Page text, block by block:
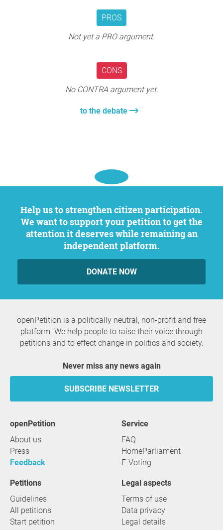
PROS
Not yet a PRO argument.
CONS
No CONTRA argument yet.
to the debate
Help us to strengthen citizen participation.
We want to support your petition to get the
attention it deserves while remaining an
independent platform.
DONATE NOW
openPetition is a politically neutral, non-profit and free
platform. We help people to raise their voice through
petitions and to effect change in politics and society.
Never miss any news again
SUBSCRIBE NEWSLETTER
openPetition
About us
Press
Feedback
service
FAQ
HomeParliament
E-Voting
Petitions
Guidelines
All petitions
Start petition
Legal aspects
Terms of use
Data privacy
Legal details